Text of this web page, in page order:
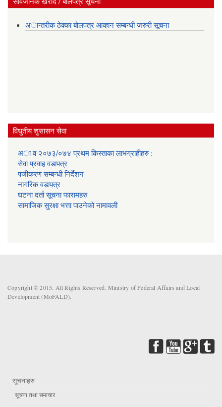
अान्तरीक ठेक्का बोलपत्र आव्हान सम्बन्धी जरुरी सूचना
विधुतीय शुसासन सेवा
अा व २०७३/०७४ प्रथम किस्ताका लाभग्राहीहरु :
सेवा प्रवाह वडापत्र
प‌जीकरण सम्बन्धी निर्देशन
नागरिक वडापत्र
घटना दर्ता सूचना फारामहरु
सामाजिक सुरक्षा भत्ता पाउनेको नामावली
Copyright © 2015. All Rights Reserved. Ministry of Federal Affairs and Local
Development (MoFALD).
सूचनाहरु
सूचना तथा समाचार